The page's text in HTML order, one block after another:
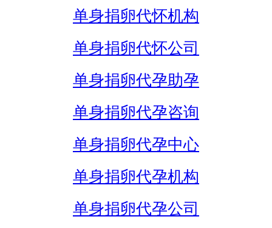
单身捐卵代怀机构
单身捐卵代怀公司
单身捐卵代孕助孕
单身捐卵代孕咨询
单身捐卵代孕中心
单身捐卵代孕机构
单身捐卵代孕公司